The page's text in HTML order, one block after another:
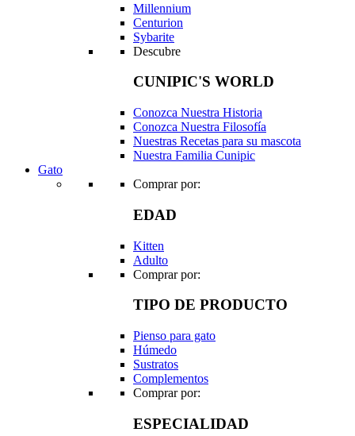
Millennium
Centurion
Sybarite
Descubre
CUNIPIC'S WORLD
Conozca Nuestra Historia
Conozca Nuestra Filosofía
Nuestras Recetas para su mascota
Nuestra Familia Cunipic
Gato
Comprar por:
EDAD
Kitten
Adulto
Comprar por:
TIPO DE PRODUCTO
Pienso para gato
Húmedo
Sustratos
Complementos
Comprar por:
ESPECIALIDAD